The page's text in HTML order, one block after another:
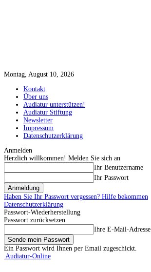
Montag, August 10, 2026
Kontakt
Über uns
Audiatur unterstützen!
Audiatur Stiftung
Newsletter
Impressum
Datenschutzerklärung
Anmelden
Herzlich willkommen! Melden Sie sich an
Ihr Benutzername
Ihr Passwort
Haben Sie Ihr Passwort vergessen? Hilfe bekommen
Datenschutzerklärung
Passwort-Wiederherstellung
Passwort zurücksetzen
Ihre E-Mail-Adresse
Ein Passwort wird Ihnen per Email zugeschickt.
Audiatur-Online